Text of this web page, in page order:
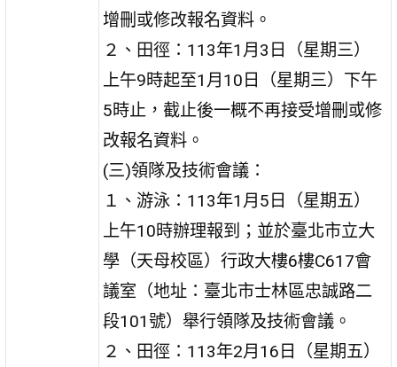
增刪或修改報名資料。
２、田徑：113年1月3日（星期三）
上午9時起至1月10日（星期三）下午
5時止，截止後一概不再接受增刪或修
改報名資料。
(三)領隊及技術會議：
１、游泳：113年1月5日（星期五）
上午10時辦理報到；並於臺北市立大
學（天母校區）行政大樓6樓C617會
議室（地址：臺北市士林區忠誠路二
段101號）舉行領隊及技術會議。
２、田徑：113年2月16日（星期五）